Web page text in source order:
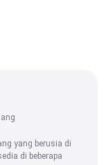
yang berusia di
di beberapa